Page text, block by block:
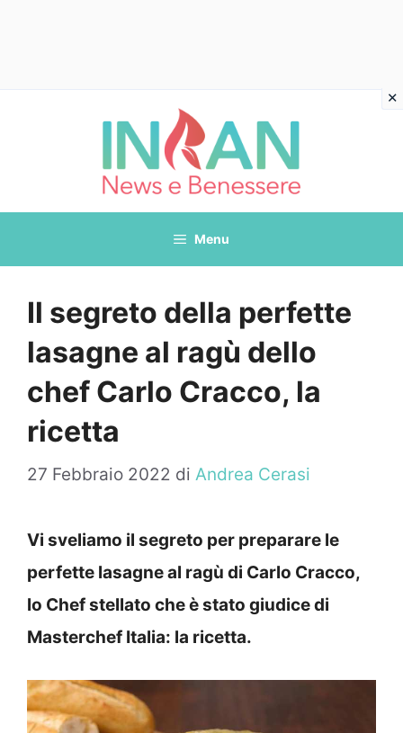
Menu
Il segreto della perfette
lasagne al ragù dello
chef Carlo Cracco, la
ricetta
27 Febbraio 2022 di Andrea Cerasi
Vi sveliamo il segreto per preparare le
perfette lasagne al ragù di Carlo Cracco,
lo Chef stellato che è stato giudice di
Masterchef Italia: la ricetta.